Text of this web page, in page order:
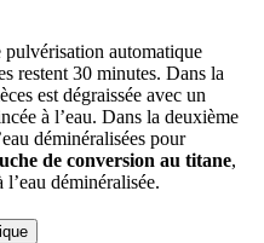
automatique
restent 30 minutes. Dans la
est dégraissée avec un
à l’eau. Dans la deuxième
déminéralisées pour
de conversion au titane,
déminéralisée.